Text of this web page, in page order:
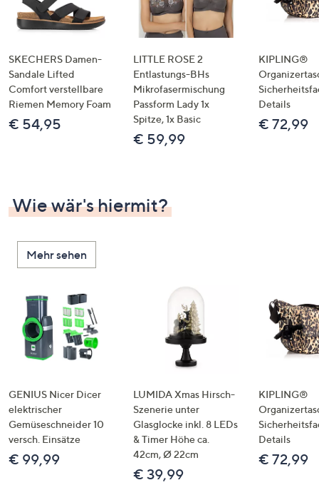
SKECHERS Damen-
Sandale Lifted
Comfort verstellbare
Riemen Memory Foam
€ 54,95
LITTLE ROSE 2
Entlastungs-BHs
Mikrofasermischung
Passform Lady 1x
Spitze, 1x Basic
€ 59,99
KIPLING®
Details
€ 72,99
Wie wär's hiermit?
Mehr sehen
GENIUS Nicer Dicer
elektrischer
Gemüseschneider 10
versch. Einsätze
€ 99,99
LUMIDA Xmas Hirsch-
Szenerie unter
Glasglocke inkl. 8 LEDs
& Timer Höhe ca.
42cm, Ø 22cm
€ 39,99
KIPLING®
Details
€ 72,99